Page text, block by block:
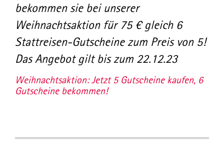
bekommen sie bei unserer
Weihnachtsaktion für 75 € gleich 6
Stattreisen-Gutscheine zum Preis von 5!
Das Angebot gilt bis zum 22.12.23
Weihnachtsaktion: Jetzt 5 Gutscheine kaufen, 6
Gutscheine bekommen!